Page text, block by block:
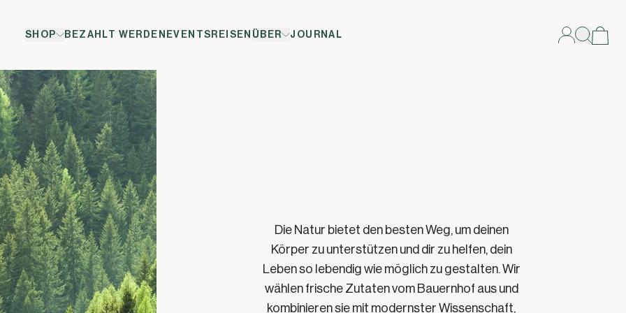
SHOP BEZAHLT WERDEN EVENTS REISEN ÜBER JOURNAL
Die Natur bietet den besten Weg, um deinen
Körper zu unterstützen und dir zu helfen, dein
Leben so lebendig wie möglich zu gestalten. Wir
wählen frische Zutaten vom Bauernhof aus und
kombinieren sie mit modernster Wissenschaft,